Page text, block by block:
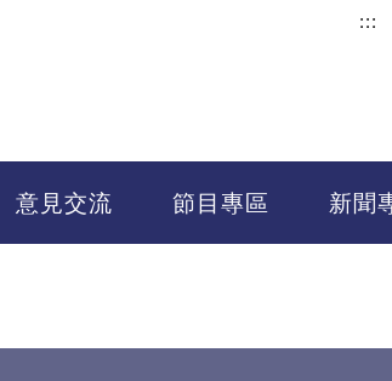
:::
意見交流 節目專區 新聞